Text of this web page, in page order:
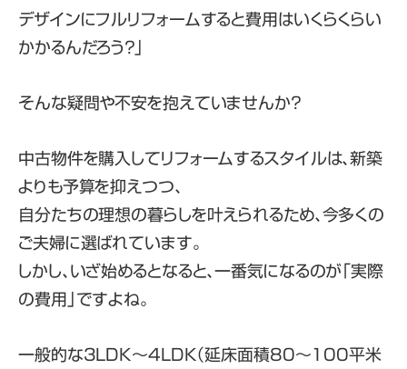
デザインにフルリフォームすると費用はいくらくらい
かかるんだろう？」
そんな疑問や不安を抱えていませんか？
中古物件を購入してリフォームするスタイルは、新築
よりも予算を抑えつつ、
自分たちの理想の暮らしを叶えられるため、今多くの
ご夫婦に選ばれています。
しかし、いざ始めるとなると、一番気になるのが「実際
の費用」ですよね。
一般的な3LDK〜4LDK（延床面積80〜100平米